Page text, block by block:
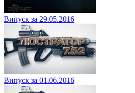
Випуск за 29.05.2016
Випуск за 01.06.2016